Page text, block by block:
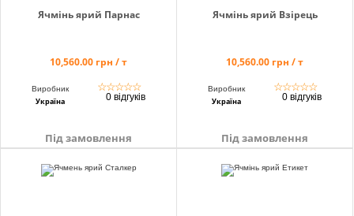
Ячмінь ярий Парнас
10,560.00 грн / т
Виробник
Україна
☆☆☆☆☆
0 відгуків
Під замовлення
Ячмінь ярий Взірець
10,560.00 грн / т
Виробник
Україна
☆☆☆☆☆
0 відгуків
Під замовлення